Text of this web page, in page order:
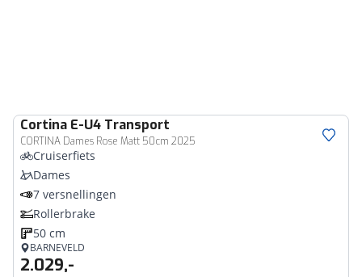
Cortina E-U4 Transport
CORTINA Dames Rose Matt 50cm 2025
Cruiserfiets
Dames
7 versnellingen
Rollerbrake
50 cm
BARNEVELD
2.029,-